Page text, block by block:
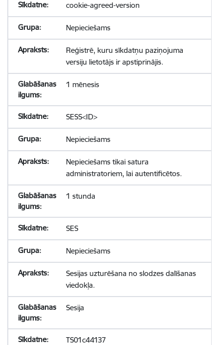
cookie-agreed-version
Nepieciešams
Reģistrē, kuru sīkdatņu paziņojuma
versiju lietotājs ir apstiprinājis.
1 mēnesis
SESS<ID>
Nepieciešams
Nepieciešams tikai satura
administratoriem, lai autentificētos.
1 stunda
SES
Nepieciešams
Sesijas uzturēšana no slodzes dalīšanas
viedokļa.
Sesija
TS01c44137